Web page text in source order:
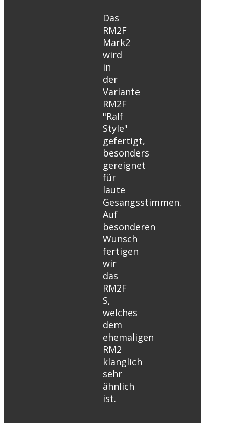
Das
RM2F
Mark2
wird
in
der
Variante
RM2F
"Ralf
Style"
gefertigt,
besonders
gereignet
für
laute
Gesangsstimmen.
Auf
besonderen
Wunsch
fertigen
wir
das
RM2F
S,
welches
dem
ehemaligen
RM2
klanglich
sehr
ähnlich
ist.